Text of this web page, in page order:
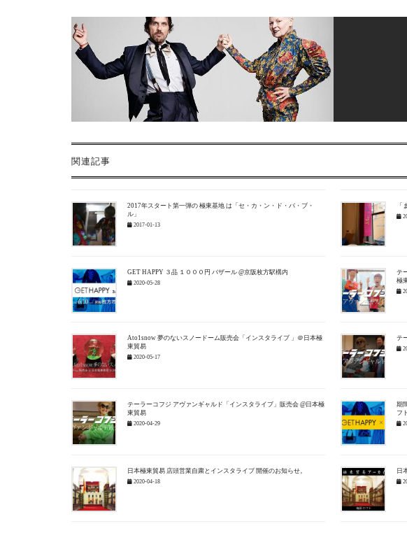
関連記事
2017年スタート第一弾の 極東基地 は「セ・カ・ン・ド・バ・ブ・
ル」
2017-01-13
「
GET HAPPY ３品 １０００円 バザール @京阪枚方駅構内
2020-05-28
テ
極
Ato1snow 夢のないスノードーム販売会「インスタライブ 」＠日本極
東貿易
2020-05-17
テ
テーラーコフジ アヴァンギャルド「インスタライブ」販売会 @日本極
東貿易
2020-04-29
期
フト
日本極東貿易 店頭営業自粛とインスタライブ 開催のお知らせ。
2020-04-18
日